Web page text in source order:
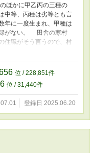
ほかに甲乙丙の三種の
中等、丙種は劣等とも言
年に一度生まれ、甲種は
がない。 田舎の寒村
住職がそう言うので、村
な閉鎖的な村に生まれ
げ出した。余四郎を保護
── スマートなジェント
位 / 228,851件
位 / 31,440件
登録日 2025.06.20